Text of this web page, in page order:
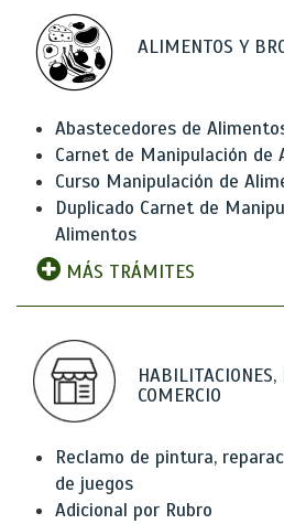
ALIMENTOS Y
Abastecedores de
Carnet de Manipulación de
Curso Manipulación de
Duplicado Carnet de
Alimentos
MÁS TRÁMITES
HABILITACIONES,
COMERCIO
Reclamo de pintura,
de juegos
Adicional por Rubro